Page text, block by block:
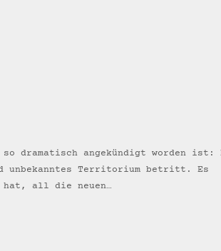
dramatisch angekündigt worden ist:
unbekanntes Territorium betritt. Es
hat, all die neuen…